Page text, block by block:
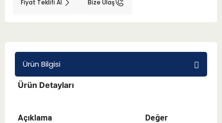
Adaptörler
Aksesuarlar
Fiyat Teklifi Al Bize Ulaş
Ürün Bilgisi
Ürün Detayları
Açıklama Değer